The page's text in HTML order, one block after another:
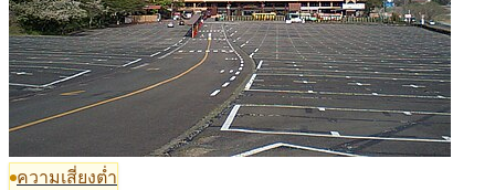
ความเสี่ยงต่ำ